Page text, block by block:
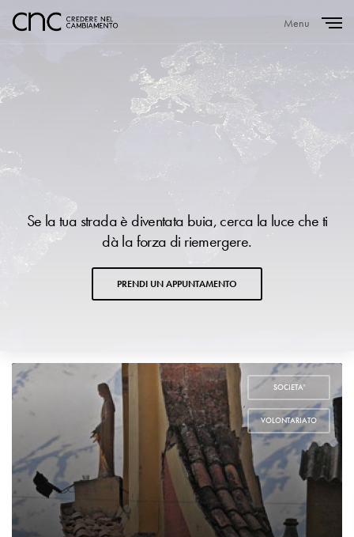
Menu
Se la tua strada è diventata buia, cerca la luce che ti
dà la forza di riemergere.
PRENDI UN APPUNTAMENTO
SOCIETA'
,
VOLONTARIATO